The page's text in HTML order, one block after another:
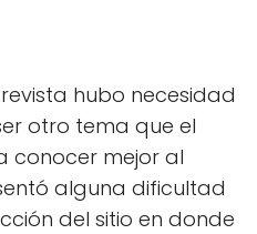
hubo necesidad
otro tema que el
conocer mejor al
alguna dificultad
del sitio en donde